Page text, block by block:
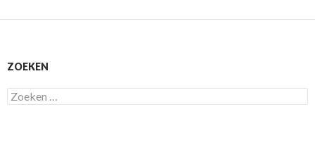
ZOEKEN
Zoeken
naar: